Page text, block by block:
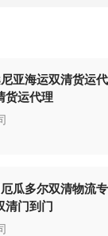
亚海运双清货运
货运代理
瓜多尔双清物流
清门到门